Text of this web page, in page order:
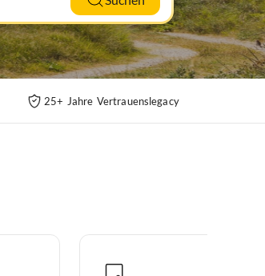
25+ Jahre Vertrauenslegacy